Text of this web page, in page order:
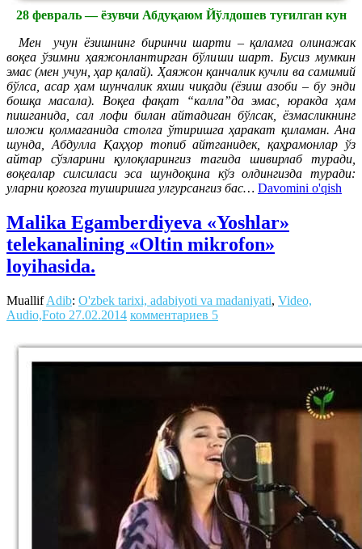
28 февраль — ёзувчи Абдуқаюм Йўлдошев туғилган кун
Мен учун ёзишнинг биринчи шарти – қаламга олинажак
воқеа ўзимни ҳаяжонлантирган бўлиши шарт. Бусиз мумкин
эмас (мен учун, ҳар қалай). Ҳаяжон қанчалик кучли ва самимий
бўлса, асар ҳам шунчалик яхши чиқади (ёзиш азоби – бу энди
бошқа масала). Воқеа фақат “калла”да эмас, юракда ҳам
пишганида, сал лофи билан айтадиган бўлсак, ёзмасликнинг
иложи қолмаганида столга ўтиришга ҳаракат қиламан. Ана
шунда, Абдулла Қаҳҳор топиб айтганидек, қаҳрамонлар ўз
айтар сўзларини қулоқларингиз тагида шивирлаб туради,
воқеалар силсиласи эса шундоқина кўз олдингизда туради:
уларни қоғозга туширишга улгурсангиз бас… Davomini o'qish
Malika Egamberdiyeva «Yoshlar»
telekanalining «Oltin mikrofon»
loyihasida.
MuallifAdib: O'zbek tarixi, adabiyoti va madaniyati, Video,
Audio,Foto 27.02.2014 комментариев 5